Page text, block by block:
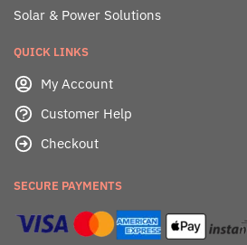
Solar & Power Solutions
QUICK LINKS
My Account
Customer Help
Checkout
SECURE PAYMENTS